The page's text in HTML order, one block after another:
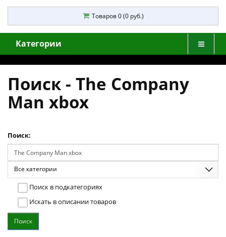
Товаров 0 (0 руб.)
Категории
Поиск - The Company
Man xbox
Поиск:
Все категории
Поиск в подкатегориях
Искать в описании товаров